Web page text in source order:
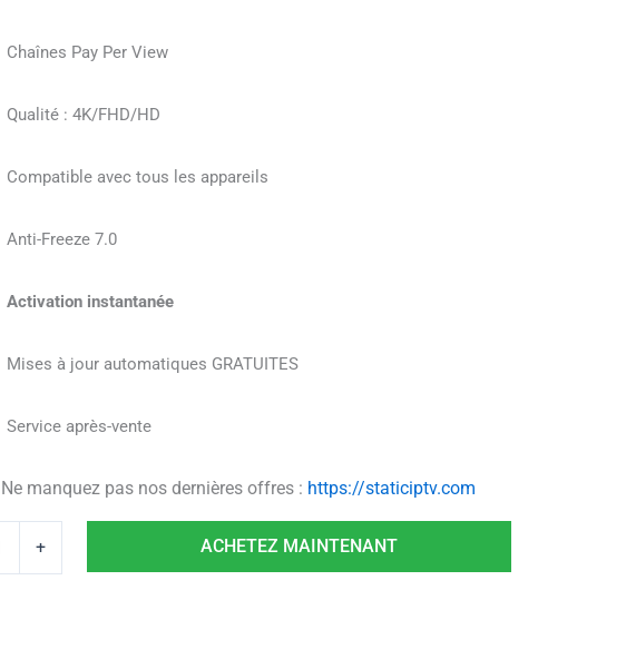
Chaînes Pay Per View
Qualité : 4K/FHD/HD
Compatible avec tous les appareils
Anti-Freeze 7.0
Activation instantanée
Mises à jour automatiques GRATUITES
Service après-vente
Ne manquez pas nos dernières offres : https://staticiptv.com
+ ACHETEZ MAINTENANT